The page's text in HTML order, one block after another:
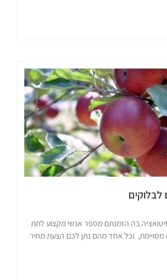
לבלוקים
בה הזמנתם מספר אנשי מקצוע לתת
וכל אחד מהם נתן לכם הצעת מחיר